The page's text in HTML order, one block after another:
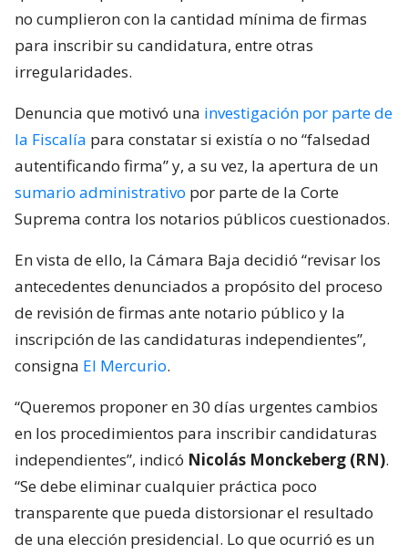
no cumplieron con la cantidad mínima de firmas
para inscribir su candidatura, entre otras
irregularidades.
Denuncia que motivó una investigación por parte de
la Fiscalía para constatar si existía o no “falsedad
autentificando firma” y, a su vez, la apertura de un
sumario administrativo por parte de la Corte
Suprema contra los notarios públicos cuestionados.
En vista de ello, la Cámara Baja decidió “revisar los
antecedentes denunciados a propósito del proceso
de revisión de firmas ante notario público y la
inscripción de las candidaturas independientes”,
consigna El Mercurio.
“Queremos proponer en 30 días urgentes cambios
en los procedimientos para inscribir candidaturas
independientes”, indicó Nicolás Monckeberg (RN).
“Se debe eliminar cualquier práctica poco
transparente que pueda distorsionar el resultado
de una elección presidencial. Lo que ocurrió es un